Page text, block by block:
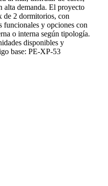
alta demanda. El proyecto
de 2 dormitorios, con
funcionales y opciones con
o interna según tipología.
disponibles y
base: PE-XP-53